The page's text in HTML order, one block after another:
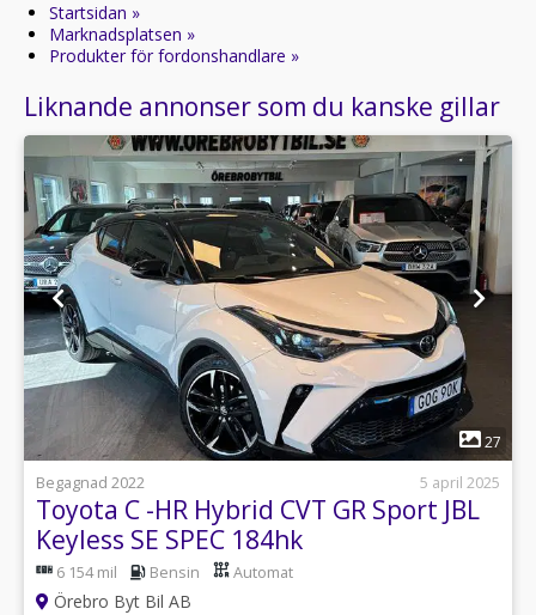
Startsidan »
Marknadsplatsen »
Produkter för fordonshandlare »
Liknande annonser som du kanske gillar
1
27
Begagnad 2022
5 april 2025
Toyota C -HR Hybrid CVT GR Sport JBL
Keyless SE SPEC 184hk
6 154 mil Bensin Automat
Örebro Byt Bil AB